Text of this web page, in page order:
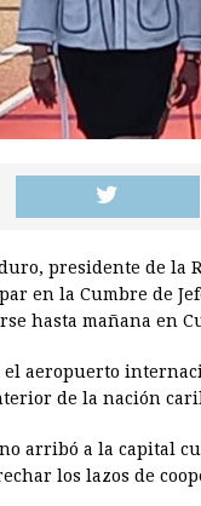
presidente de la
en la Cumbre de
hasta mañana en
aeropuerto
de la nación
arribó a la capital
los lazos de